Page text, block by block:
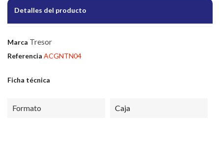
Detalles del producto
Marca Tresor
Referencia ACGNTN04
Ficha técnica
Formato Caja